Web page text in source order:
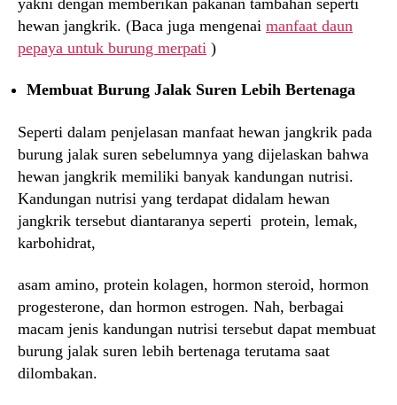
hewan jangkrik. (Baca juga mengenai manfaat daun
pepaya untuk burung merpati )
Membuat Burung Jalak Suren Lebih Bertenaga
Seperti dalam penjelasan manfaat hewan jangkrik pada
burung jalak suren sebelumnya yang dijelaskan bahwa
hewan jangkrik memiliki banyak kandungan nutrisi.
Kandungan nutrisi yang terdapat didalam hewan
jangkrik tersebut diantaranya seperti protein, lemak,
karbohidrat,
asam amino, protein kolagen, hormon steroid, hormon
progesterone, dan hormon estrogen. Nah, berbagai
macam jenis kandungan nutrisi tersebut dapat membuat
burung jalak suren lebih bertenaga terutama saat
dilombakan.